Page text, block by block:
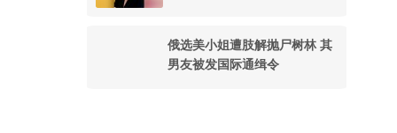
俄选美小姐遭肢解抛尸树林 其
男友被发国际通缉令